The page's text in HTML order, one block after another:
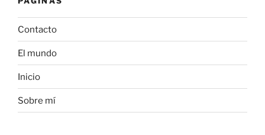
Contacto
El mundo
Inicio
Sobre mí